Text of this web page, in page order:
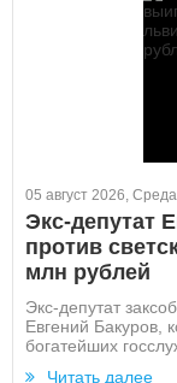
05 август 2026, Среда
Экс-депутат
против
млн рублей
Экс-депутат
Евгений Бакуров,
богатейших
Читать далее